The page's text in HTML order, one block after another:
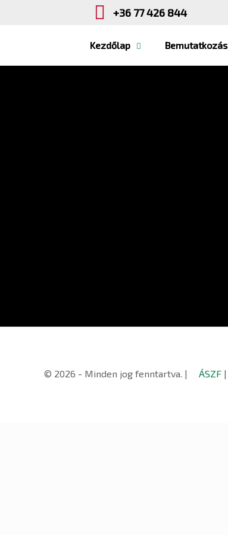
+36 77 426 844
Kezdőlap Bemutatkozás
© 2026 - Minden jog fenntartva. | ÁSZF |